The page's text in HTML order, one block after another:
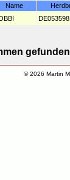
© 2026 Martin
Name